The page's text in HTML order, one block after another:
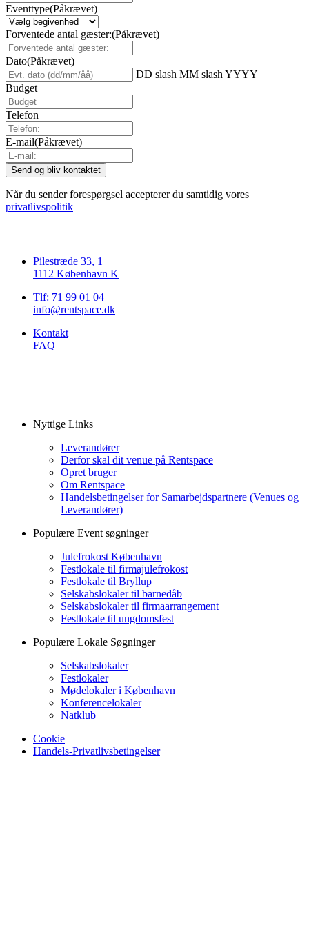
Eventtype(Påkrævet)
Forventede antal gæster:(Påkrævet)
Dato(Påkrævet)
DD slash MM slash YYYY
Budget
Telefon
E-mail(Påkrævet)
Når du sender forespørgsel accepterer du samtidig vores
privatlivspolitik
Pilestræde 33, 1
1112 København K
Tlf: 71 99 01 04
info@rentspace.dk
Kontakt
FAQ
Nyttige Links
Leverandører
Derfor skal dit venue på Rentspace
Opret bruger
Om Rentspace
Handelsbetingelser for Samarbejdspartnere (Venues og
Leverandører)
Populære Event søgninger
Julefrokost København
Festlokale til firmajulefrokost
Festlokale til Bryllup
Selskabslokaler til barnedåb
Selskabslokaler til firmaarrangement
Festlokale til ungdomsfest
Populære Lokale Søgninger
Selskabslokaler
Festlokaler
Mødelokaler i København
Konferencelokaler
Natklub
Cookie
Handels-Privatlivsbetingelser